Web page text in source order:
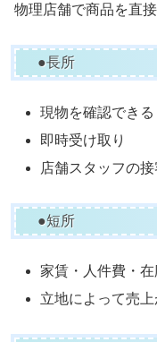
物理店舗で商品を直
●長所
現物を確認できる
即時受け取り
店舗スタッフの
●短所
家賃・人件費・
立地によって売